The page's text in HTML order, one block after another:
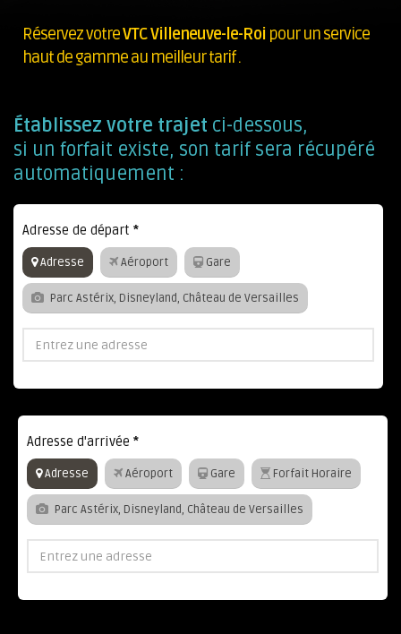
Réservez votreVTC Villeneuve-le-Roi pour un service
haut de gamme au meilleur tarif .
Établissez votre trajet ci-dessous,
si un forfait existe, son tarif sera récupéré
automatiquement :
Adresse de départ *
Adresse Aéroport Gare
Parc Astérix, Disneyland, Château de Versailles
Adresse d'arrivée *
Adresse Aéroport Gare Forfait Horaire
Parc Astérix, Disneyland, Château de Versailles